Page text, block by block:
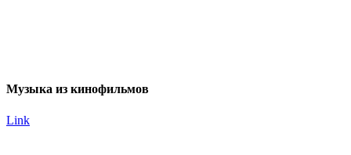
Музыка из кинофильмов
Link